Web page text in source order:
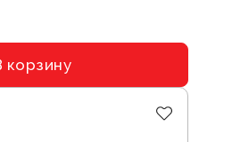
корзину